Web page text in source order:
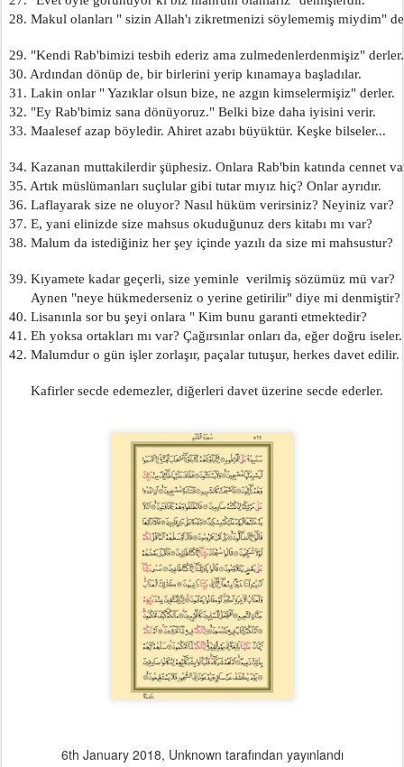
28. Makul olanları " sizin Allah'ı zikretmenizi söylememiş miydim"
29. "Kendi Rab'bimizi tesbih ederiz ama zulmedenlerdenmişiz" derler.
30. Ardından dönüp de, bir birlerini yerip kınamaya başladılar.
31. Lakin onlar " Yazıklar olsun bize, ne azgın kimselermişiz" derler.
32. "Ey Rab'bimiz sana dönüyoruz." Belki bize daha iyisini verir.
33. Maalesef azap böyledir. Ahiret azabı büyüktür. Keşke bilseler...
34. Kazanan muttakilerdir şüphesiz. Onlara Rab'bin katında cennet
35. Artık müslümanları suçlular gibi tutar mıyız hiç? Onlar ayrıdır.
36. Laflayarak size ne oluyor? Nasıl hüküm verirsiniz? Neyiniz var?
37. E, yani elinizde size mahsus okuduğunuz ders kitabı mı var?
38. Malum da istediğiniz her şey içinde yazılı da size mi mahsustur?
39. Kıyamete kadar geçerli, size yeminle  verilmiş sözümüz mü var?
Aynen "neye hükmederseniz o yerine getirilir" diye mi denmiştir?
40. Lisanınla sor bu şeyi onlara " Kim bunu garanti etmektedir?
41. Eh yoksa ortakları mı var? Çağırsınlar onları da, eğer doğru iseler.
42. Malumdur o gün işler zorlaşır, paçalar tutuşur, herkes davet edilir.
Kafirler secde edemezler, diğerleri davet üzerine secde ederler.
6th January 2018, Unknown tarafından yayınlandı